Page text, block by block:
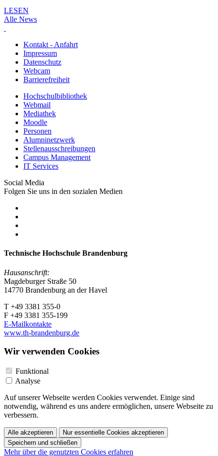
LESEN
Alle News
Kontakt - Anfahrt
Impressum
Datenschutz
Webcam
Barrierefreiheit
Hochschulbibliothek
Webmail
Mediathek
Moodle
Personen
Alumninetzwerk
Stellenausschreibungen
Campus Management
IT Services
Social Media
Folgen Sie uns in den sozialen Medien
Technische Hochschule Brandenburg
Hausanschrift:
Magdeburger Straße 50
14770 Brandenburg an der Havel
T +49 3381 355-0
F +49 3381 355-199
E-Mailkontakte
www.th-brandenburg.de
Wir verwenden Cookies
Funktional
Analyse
Auf unserer Webseite werden Cookies verwendet. Einige sind
notwendig, während es uns andere ermöglichen, unsere Webseite zu
verbessern.
Alle akzeptieren
Nur essentielle Cookies akzeptieren
Speichern und schließen
Mehr über die genutzten Cookies erfahren